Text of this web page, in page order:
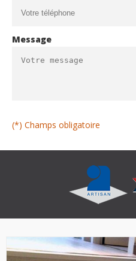
Message
(*) Champs obligatoire